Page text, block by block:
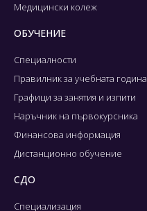
Медицински колеж
ОБУЧЕНИЕ
Специалности
Правилник за учебната година
Графици за занятия и изпити
Наръчник на първокурсника
Финансова информация
Дистанционно обучение
СДО
Специализация